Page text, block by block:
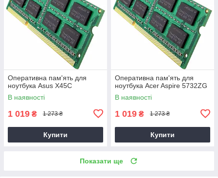
Оперативна пам'ять для
ноутбука Asus X45C
В наявності
1 019 ₴ 1 273 ₴
Купити
Оперативна пам'ять для
ноутбука Acer Aspire 5732ZG
В наявності
1 019 ₴ 1 273 ₴
Купити
Показати ще